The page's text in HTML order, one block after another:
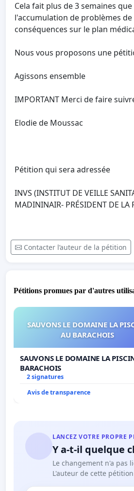
Cela fait plus de 3 semaines
l'accumulation de problèmes
conséquences sur le plan
Nous vous proposons une
Agissons ensemble
IMPORTANT Merci de faire
Elodie de Moussac
Pétition qui sera adressée
INVS (INSTITUT DE VEILLE
MADININAIR- PRÉSIDENT DE LA
Contacter l’auteur de la pétition
Pétitions promues par d'autres
SAUVONS LE DOMAINE LA
AU BARACHOIS
SAUVONS LE DOMAINE LA
BARACHOIS
2 signatures
Avis de transparence
LANCEZ VOTRE PROPRE
Y a-t-il quelque
Le changement n'a pas
L'auteur de cette